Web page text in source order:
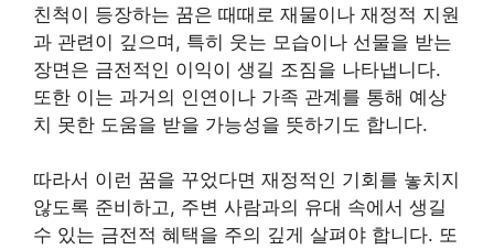
친척이 등장하는 꿈은 때때로 재물이나 재정적 지원
과 관련이 깊으며, 특히 웃는 모습이나 선물을 받는
장면은 금전적인 이익이 생길 조짐을 나타냅니다.
또한 이는 과거의 인연이나 가족 관계를 통해 예상
치 못한 도움을 받을 가능성을 뜻하기도 합니다.
따라서 이런 꿈을 꾸었다면 재정적인 기회를 놓치지
않도록 준비하고, 주변 사람과의 유대 속에서 생길
수 있는 금전적 혜택을 주의 깊게 살펴야 합니다. 또